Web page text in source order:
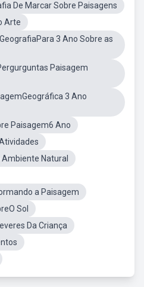
De Marcar Sobre Paisagens
Arte
3 Ano Sobre as
Paisagem
3 Ano
Paisagem6 Ano
Natural
a Paisagem
Sol
Da Criança